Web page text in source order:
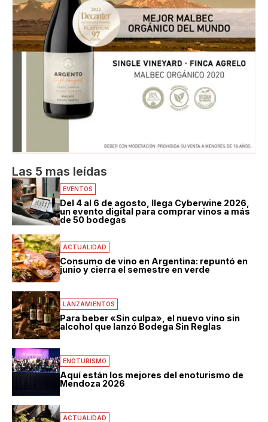
Las 5 mas leídas
EVENTOS
Del 4 al 6 de agosto, llega Cyberwine 2026,
un evento digital para comprar vinos a más
de 50 bodegas
ACTUALIDAD
Consumo de vino en Argentina: repuntó en
junio y cierra el semestre en verde
LANZAMIENTOS
Para beber «Sin culpa», el nuevo vino sin
alcohol que lanzó Bodega Sin Reglas
ENOTURISMO
Aquí están los mejores del enoturismo de
Mendoza 2026
ACTUALIDAD